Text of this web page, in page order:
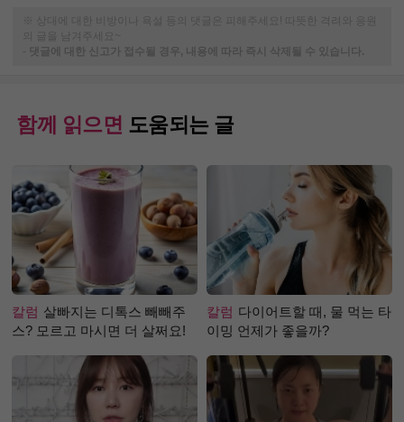
※ 상대에 대한 비방이나 욕설 등의 댓글은 피해주세요! 따뜻한 격려와 응원
의 글을 남겨주세요~
-
댓글에 대한 신고가 접수될 경우, 내용에 따라 즉시 삭제될 수 있습니다.
함께 읽으면 도움되는 글
칼럼 살빠지는 디톡스 빼빼주
스? 모르고 마시면 더 살쩌요!
칼럼 다이어트할 때, 물 먹는 타
이밍 언제가 좋을까?